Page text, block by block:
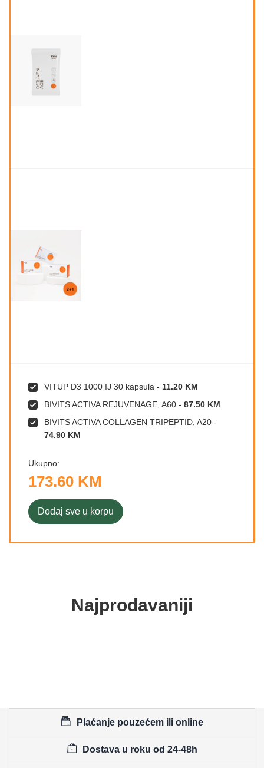
VITUP D3 1000 IJ 30 kapsula - 11.20 KM
BIVITS ACTIVA REJUVENAGE, A60 - 87.50 KM
BIVITS ACTIVA COLLAGEN TRIPEPTID, A20 -
74.90 KM
Ukupno:
173.60 KM
Dodaj sve u korpu
Najprodavaniji
Plaćanje pouzećem ili online
Dostava u roku od 24-48h